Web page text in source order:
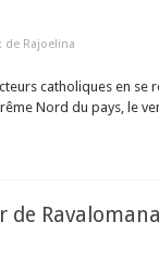
de Rajoelina
catholiques en se
Nord du pays, le
de